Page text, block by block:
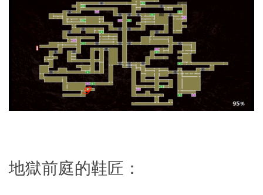
地獄前庭的鞋匠：